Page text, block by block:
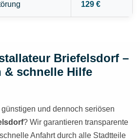
129 €
Briefelsdorf –
& schnelle Hilfe
und dennoch seriösen
? Wir garantieren transparente
Anfahrt durch alle Stadtteile